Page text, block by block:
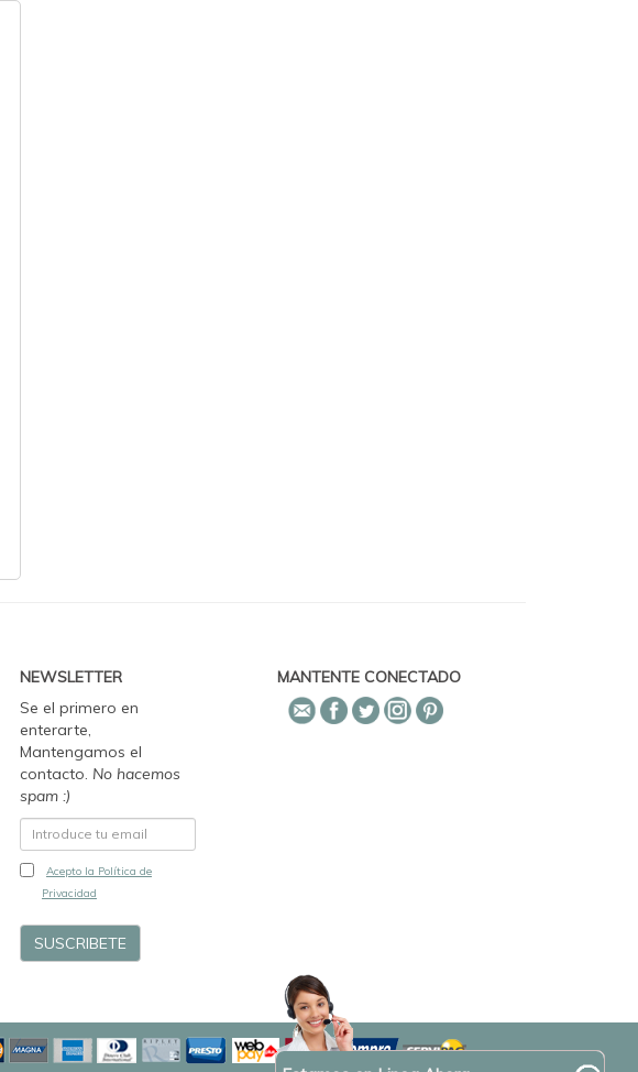
NEWSLETTER
Se el primero en
enterarte,
Mantengamos el
contacto. No hacemos
spam :)
Acepto la Política de
Privacidad
MANTENTE CONECTADO